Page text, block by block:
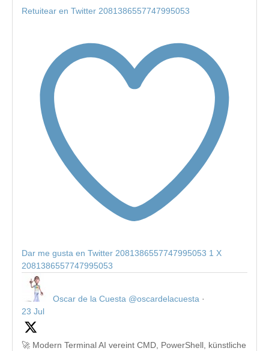
Retuitear en Twitter 2081386557747995053
Dar me gusta en Twitter 2081386557747995053 1 X
2081386557747995053
Oscar de la Cuesta @oscardelacuesta ·
23 Jul
🚀 Modern Terminal AI vereint CMD, PowerShell, künstliche